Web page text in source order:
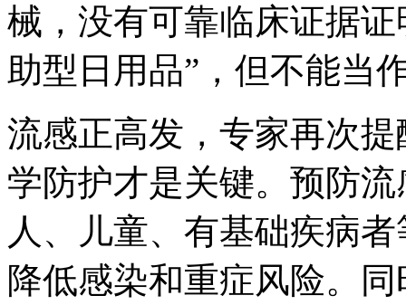
械，没有可靠临床证据
助型日用品”，但不能当
流感正高发，专家再次
学防护才是关键。预防
人、儿童、有基础疾病
降低感染和重症风险。